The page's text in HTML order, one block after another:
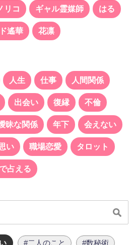
リコ ギャル霊媒師 はる
遙華 花凛
人生 仕事 人間関係
出会い 復縁 不倫
昧な関係 年下 会えない
い 職場恋愛 タロット
占える
#二人のこと #数秘術